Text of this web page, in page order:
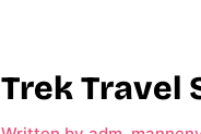
Trek Travel